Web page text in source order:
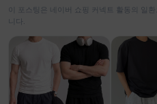
이 포스팅은 네이버 쇼핑 커넥트 활동의 일
니다.